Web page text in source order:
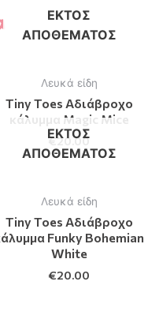
ΕΚΤΌΣ
ΑΠΟΘΈΜΑΤΟΣ
Λευκά είδη
Tiny Toes Αδιάβροχο
κάλυμμα Magic Mice
€20.00
ΕΚΤΌΣ
ΑΠΟΘΈΜΑΤΟΣ
Λευκά είδη
Tiny Toes Αδιάβροχο
Funky Bohemian
White
€20.00